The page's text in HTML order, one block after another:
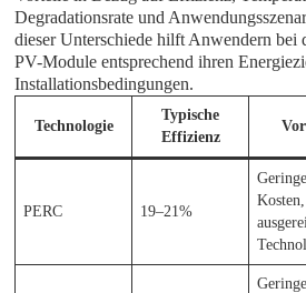
Degradationsrate und
dieser Unterschiede hilft Anwendern bei
PV-Module entsprechend ihren
Installationsbedingungen.
Technologie
Typische
Effizienz
PERC 19–21%
Kosten,